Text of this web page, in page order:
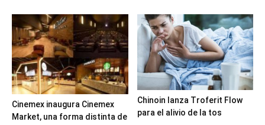
Cinemex inaugura Cinemex
Market, una forma distinta de
Chinoin lanza Troferit Flow
para el alivio de la tos